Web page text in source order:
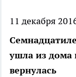
11 декабря
ушла из дома
вернулась